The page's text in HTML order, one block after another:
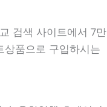
검색 사이트에서 7만
상품으로 구입하시는